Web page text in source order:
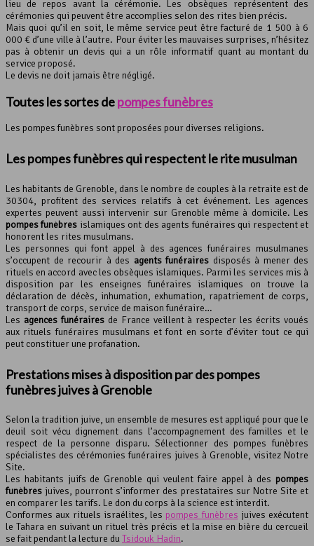
lieu de repos avant la cérémonie. Les obsèques représentent des
cérémonies qui peuvent être accomplies selon des rites bien précis.
Mais quoi qu’il en soit, le même service peut être facturé de 1 500 à 6
000 € d’une ville à l’autre. Pour éviter les mauvaises surprises, n’hésitez
pas à obtenir un devis qui a un rôle informatif quant au montant du
service proposé.
Le devis ne doit jamais être négligé.
Toutes les sortes depompes funèbres
Les pompes funèbres sont proposées pour diverses religions.
Les pompes funèbres qui respectent le rite musulman
Les habitants de Grenoble, dans le nombre de couples à la retraite est de
30304, profitent des services relatifs à cet événement. Les agences
expertes peuvent aussi intervenir sur Grenoble même à domicile. Les
pompes funèbres islamiques ont des agents funéraires qui respectent et
honorent les rites musulmans.
Les personnes qui font appel à des agences funéraires musulmanes
s’occupent de recourir à des agents funéraires disposés à mener des
rituels en accord avec les obsèques islamiques. Parmi les services mis à
disposition par les enseignes funéraires islamiques on trouve la
déclaration de décès, inhumation, exhumation, rapatriement de corps,
transport de corps, service de maison funéraire…
Les agences funérairesde France veillent à respecter les écrits voués
aux rituels funéraires musulmans et font en sorte d’éviter tout ce qui
peut constituer une profanation.
Prestations mises à disposition par des pompes
funèbres juives à Grenoble
Selon la tradition juive, un ensemble de mesures est appliqué pour que le
deuil soit vécu dignement dans l’accompagnement des familles et le
respect de la personne disparu. Sélectionner des pompes funèbres
spécialistes des cérémonies funéraires juives à Grenoble, visitez Notre
Site.
Les habitants juifs de Grenoble qui veulent faire appel à des pompes
funèbres juives, pourront s’informer des prestataires sur Notre Site et
en comparer les tarifs. Le don du corps à la science est interdit.
Conformes aux rituels israélites, les pompes funèbres juives exécutent
le Tahara en suivant un rituel très précis et la mise en bière du cercueil
se fait pendant la lecture duTsidouk Hadin.